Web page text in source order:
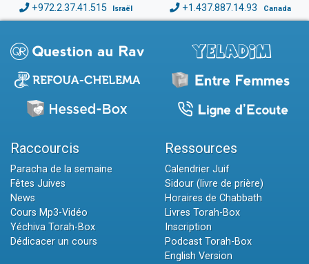
+972.2.37.41.515 Israël +1.437.887.14.93 Canada
Raccourcis
Paracha de la semaine
Fêtes Juives
News
Cours Mp3-Vidéo
Yéchiva Torah-Box
Dédicacer un cours
Ressources
Calendrier Juif
Sidour (livre de prière)
Horaires de Chabbath
Livres Torah-Box
Inscription
Podcast Torah-Box
English Version